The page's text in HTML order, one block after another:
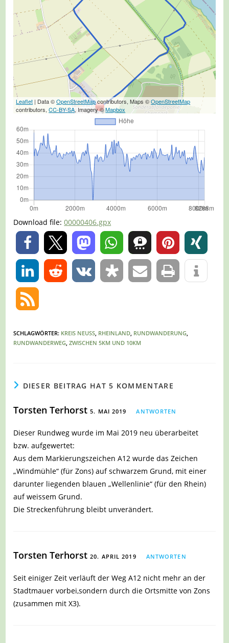
Leaflet | Data ©OpenStreetMapcontributors, Maps ©OpenStreetMap
contributors,CC-BY-SA, Imagery ©Mapbox
Download file:00000406.gpx
0
0
SCHLAGWÖRTER: KREIS NEUSS, RHEINLAND, RUNDWANDERUNG,
RUNDWANDERWEG, ZWISCHEN 5KM UND 10KM
DIESER BEITRAG HAT 5 KOMMENTARE
Torsten Terhorst5. MAI 2019 ANTWORTEN
Dieser Rundweg wurde im Mai 2019 neu überarbeitet
bzw. aufgewertet:
Aus dem Markierungszeichen A12 wurde das Zeichen
„Windmühle“ (für Zons) auf schwarzem Grund, mit einer
darunter liegenden blauen „Wellenlinie“ (für den Rhein)
auf weissem Grund.
Die Streckenführung bleibt unverändert.
Torsten Terhorst20. APRIL 2019 ANTWORTEN
Seit einiger Zeit verläuft der Weg A12 nicht mehr an der
Stadtmauer vorbei,sondern durch die Ortsmitte von Zons
(zusammen mit X3).